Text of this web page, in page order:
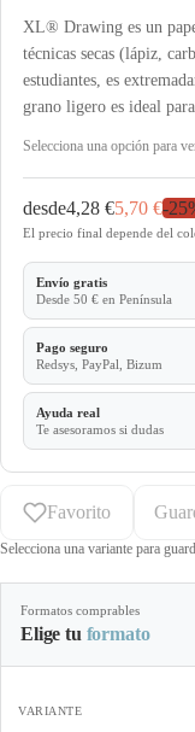
XL® Drawing es un
técnicas secas (lápiz,
estudiantes, es
grano ligero es ideal
Selecciona una opción para
desde4,28 €5,70 €-25
El precio final depende del
Envío gratis
Desde 50 € en Península
Pago seguro
Redsys, PayPal, Bizum
Ayuda real
Te asesoramos si dudas
Favorito
Selecciona una variante para
Formatos comprables
Elige tu formato